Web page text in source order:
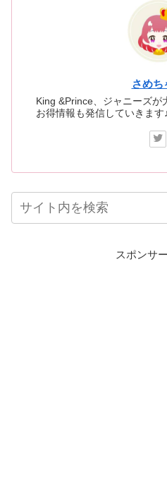
さめち
King &Prince、ジャニーズが
お得情報も発信していきます
スポンサ